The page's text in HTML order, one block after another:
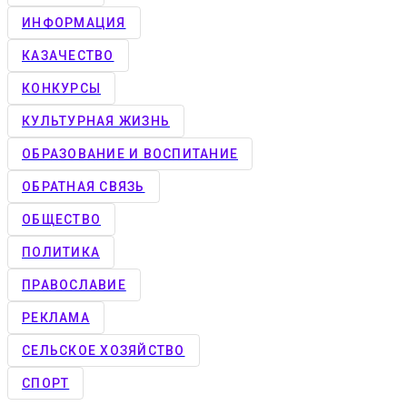
ИНФОРМАЦИЯ
КАЗАЧЕСТВО
КОНКУРCЫ
КУЛЬТУРНАЯ ЖИЗНЬ
ОБРАЗОВАНИЕ И ВОСПИТАНИЕ
ОБРАТНАЯ СВЯЗЬ
ОБЩЕСТВО
ПОЛИТИКА
ПРАВОСЛАВИЕ
РЕКЛАМА
СЕЛЬСКОЕ ХОЗЯЙСТВО
СПОРТ